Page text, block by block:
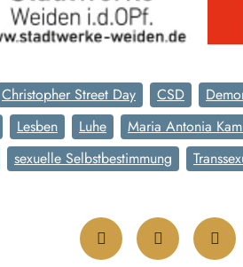
Christopher Street Day CSD
Lesben Luhe Maria Antonia
sexuelle Selbstbestimmung